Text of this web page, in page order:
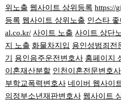
위노출 웹사이트 상위등록 https://
등록 웹사이트 상위노출 인스타 좋
al.co.kr/ 사이트 노출 사이트 상단
지 노출 화물차지입 용인성범죄전
기
용인음주운전변호사 홈페이지
이혼재산분할 인천이혼전문변호사
부학교폭력변호사 네이버 웹사이
의정부소년재판변호사 웹사이트